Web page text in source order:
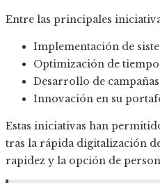
Entre las principales
Implementación de
Optimización de
Desarrollo de
Innovación en su
Estas iniciativas han
tras la rápida digitalización
rapidez y la opción de